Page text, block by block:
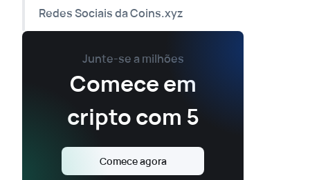
Redes Sociais da Coins.xyz
Junte-se a milhões
Comece em
cripto com 5
Comece agora